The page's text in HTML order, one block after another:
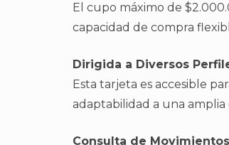
El cupo máximo de
capacidad de compra
Dirigida a Diversos
Esta tarjeta es accesible
adaptabilidad a una amplia
Consulta de Movimientos